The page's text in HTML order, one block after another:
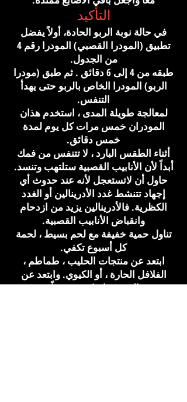
التأكيد
في حالة نوبة الربو الحادة، أولاً يفضل
تطبيق (المودرا القصبي) المودرا رقم 4
من الجدول.
طبقه من 4 إلى 6 دقائق . ثم طبق (مودرا
الربو) المودرا الخاص بالربو حتى يهدأ
التنفس.
لمعالجة طويلة المدى ، استخدم هذان
المودران خمس مرات كل يوم لمدة
خمس دقائق.
أثناء الطقس البارد ، لا تتنفس من فمك
أبداً لأن الأنابيب القصبية ستلتهب وتنسد.
حاول أن لاتستعجل لأنه عند حدوث أي
إجهاد تتنشط غدد الأدرينالين أو الغدد
الكظرية. فالأدرينالين يزيد من ازدحام
وانقباض الأنابيب القصبية.
تناول حمية خفيفة مع لحم بسيط ، لحمة
كل أسبوع تكفي.
ابتعد عن منتجات الحليب ، طماطم ،
الفلافل الحارة ، أو الكيوي. وابتعد عن
التدخين إن كنت مدخناً.